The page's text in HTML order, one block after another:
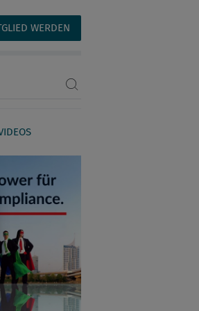
WERDEN